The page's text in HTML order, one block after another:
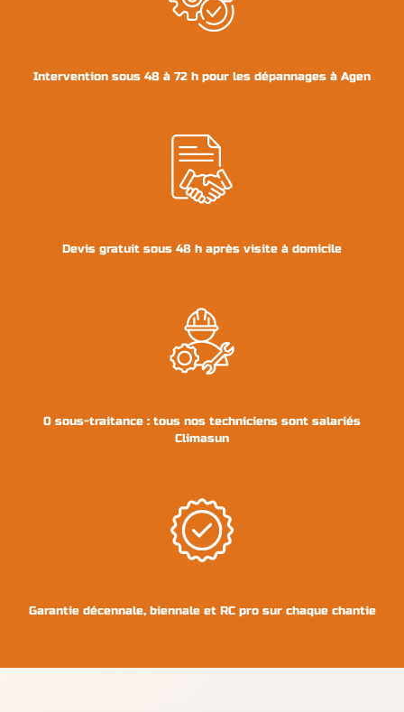
Intervention sous 48 à 72 h pour les dépannages à Agen
Devis gratuit sous 48 h après visite à domicile
0 sous-traitance : tous nos techniciens sont salariés
Climasun
Garantie décennale, biennale et RC pro sur chaque chantie